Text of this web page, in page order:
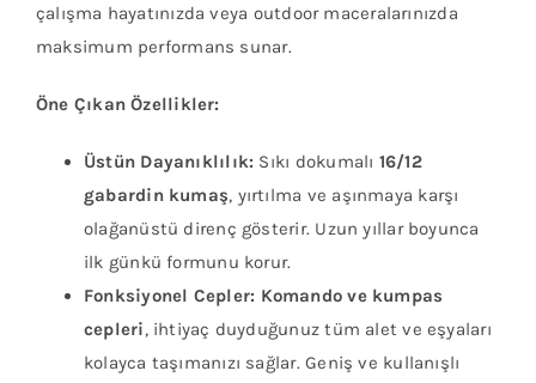
çalışma hayatınızda veya outdoor maceralarınızda
maksimum performans sunar.
Öne Çıkan Özellikler:
Üstün Dayanıklılık: Sıkı dokumalı 16/12
gabardin kumaş, yırtılma ve aşınmaya karşı
olağanüstü direnç gösterir. Uzun yıllar boyunca
ilk günkü formunu korur.
Fonksiyonel Cepler: Komando ve kumpas
cepleri, ihtiyaç duyduğunuz tüm alet ve eşyaları
kolayca taşımanızı sağlar. Geniş ve kullanışlı